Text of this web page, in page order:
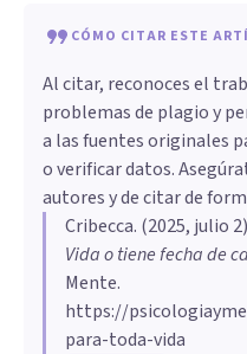
CÓMO CITAR ESTE
Al citar, reconoces el
problemas de plagio y
a las fuentes originales
o verificar datos.
autores y de citar de
Cribecca. (2025, julio 2
Vida o tiene fecha de
Mente.
https://
para-toda-vida